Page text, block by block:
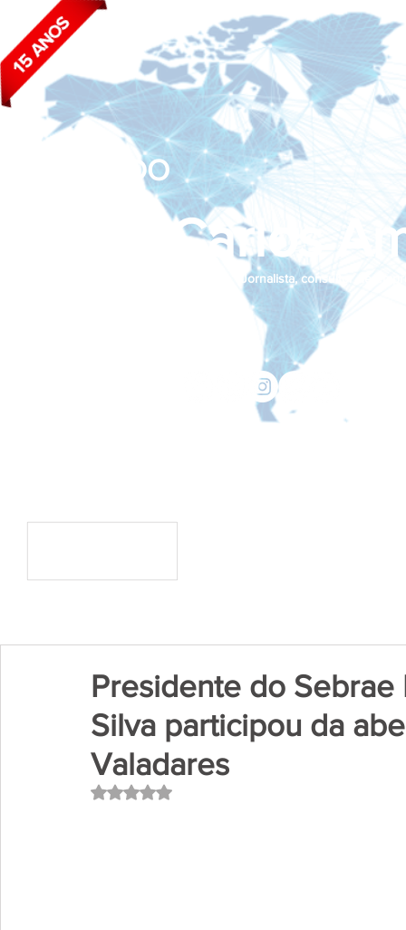
João Carlos
BLOG DO
Jornalista, consultor de
Presidente do Sebrae
Silva participou da
Valadares
Avaliado com NaN de 5 estrelas.